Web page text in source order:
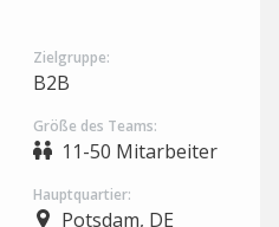
Zielgruppe:
B2B
Größe des Teams:
11-50 Mitarbeiter
Hauptquartier:
Potsdam, DE